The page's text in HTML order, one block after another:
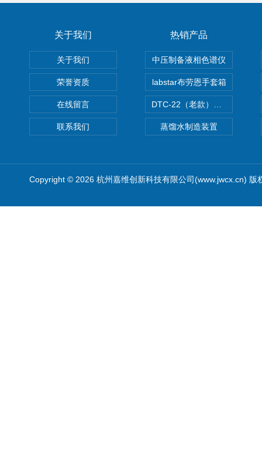
关于我们
关于我们
荣誉资质
在线留言
联系我们
热销产品
中压制备液相色谱仪
labstar布劳恩手套箱
蒸馏水制造装置
Copyright © 2026 杭州嘉维创新科技有限公司(www.jwcx.cn) 版